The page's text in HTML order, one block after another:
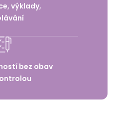
výklady,
bez obav